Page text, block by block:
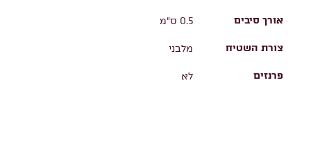
אורך סיבים 0.5 ס"מ
צורת השטיח מלבני
פרנזים לא